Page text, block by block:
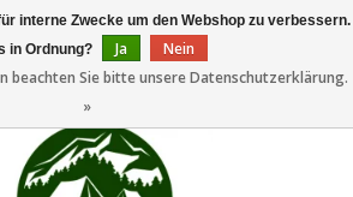
interne Zwecke um den Webshop zu verbessern.
in Ordnung?
Ja
Nein
beachten Sie bitte unsere Datenschutzerklärung.
»